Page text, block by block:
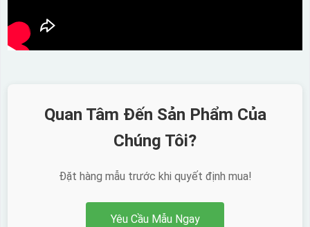
Quan Tâm Đến Sản Phẩm Của
Chúng Tôi?
Đặt hàng mẫu trước khi quyết định mua!
Yêu Cầu Mẫu Ngay